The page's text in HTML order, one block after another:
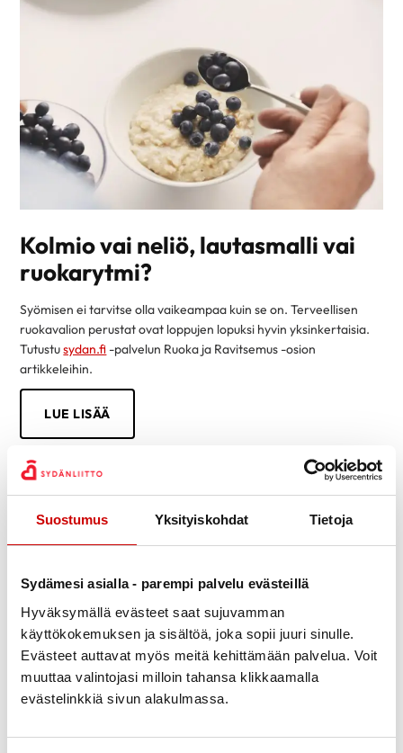
Suostumus Yksityiskohdat Tietoja
Sydämesi asialla - parempi palvelu evästeillä
Hyväksymällä evästeet saat sujuvamman
käyttökokemuksen ja sisältöä, joka sopii juuri sinulle.
Evästeet auttavat myös meitä kehittämään palvelua. Voit
muuttaa valintojasi milloin tahansa klikkaamalla
evästelinkkiä sivun alakulmassa.
Kolmio vai neliö, lautasmalli vai
ruokarytmi?
Syömisen ei tarvitse olla vaikeampaa kuin se on. Terveellisen
ruokavalion perustat ovat loppujen lopuksi hyvin yksinkertaisia.
Tutustusydan.fi -palvelun Ruoka ja Ravitsemus -osion
artikkeleihin.
LUE LISÄÄ
Tietoa sydänsairauksista helposti